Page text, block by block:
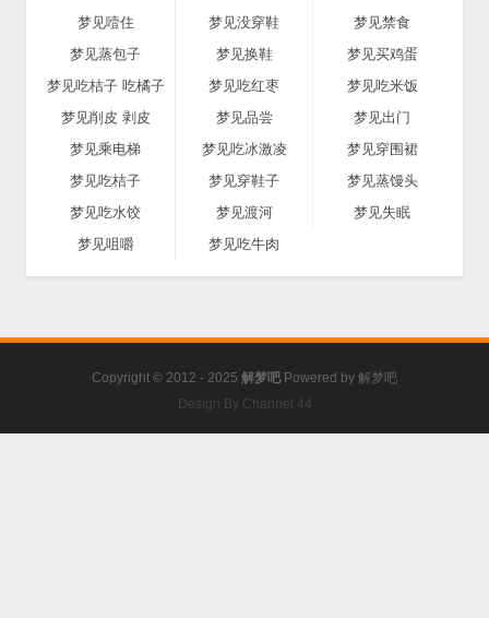
梦见噎住
梦见没穿鞋
梦见禁食
梦见蒸包子
梦见换鞋
梦见买鸡蛋
梦见吃桔子 吃橘子
梦见吃红枣
梦见吃米饭
梦见削皮 剥皮
梦见品尝
梦见出门
梦见乘电梯
梦见吃冰激凌
梦见穿围裙
梦见吃桔子
梦见穿鞋子
梦见蒸馒头
梦见吃水饺
梦见渡河
梦见失眠
梦见咀嚼
梦见吃牛肉
Copyright © 2012 - 2025 解梦吧 Powered by 解梦吧
Design By Channel 44